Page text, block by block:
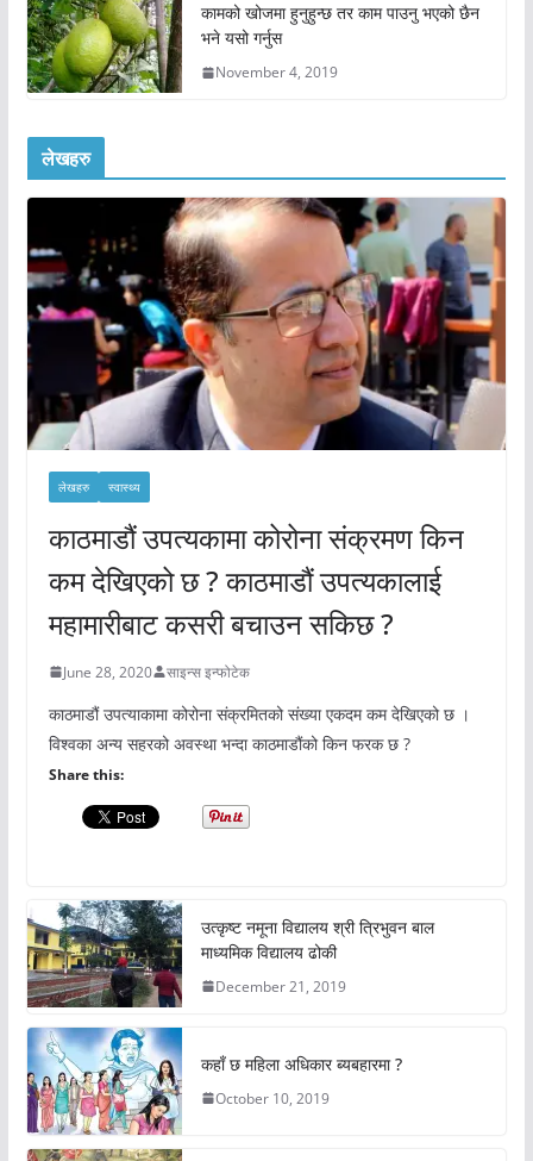
कामको खोजमा हुनुहुन्छ तर काम पाउनु भएको छैन
भने यसो गर्नुस
November 4, 2019
लेखहरु
लेखहरु स्वास्थ्य
काठमाडौं उपत्यकामा कोरोना संक्रमण किन
कम देखिएको छ ? काठमाडौं उपत्यकालाई
महामारीबाट कसरी बचाउन सकिछ ?
June 28, 2020 साइन्स इन्फोटेक
काठमाडौं उपत्याकामा कोरोना संक्रमितको संख्या एकदम कम देखिएको छ ।
विश्वका अन्य सहरको अवस्था भन्दा काठमाडौंको किन फरक छ ?
Share this:
उत्कृष्ट नमूना विद्यालय श्री त्रिभुवन बाल
माध्यमिक विद्यालय ढोकी
December 21, 2019
कहाँ छ महिला अधिकार ब्यबहारमा ?
October 10, 2019